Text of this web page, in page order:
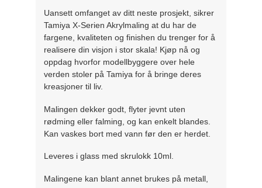
Uansett omfanget av ditt neste prosjekt, sikrer
Tamiya X-Serien Akrylmaling at du har de
fargene, kvaliteten og finishen du trenger for å
realisere din visjon i stor skala! Kjøp nå og
oppdag hvorfor modellbyggere over hele
verden stoler på Tamiya for å bringe deres
kreasjoner til liv.
Malingen dekker godt, flyter jevnt uten
rødming eller falming, og kan enkelt blandes.
Kan vaskes bort med vann før den er herdet.
Leveres i glass med skrulokk 10ml.
Malingene kan blant annet brukes på metall,